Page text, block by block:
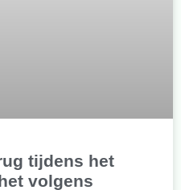
tijdens het
volgens